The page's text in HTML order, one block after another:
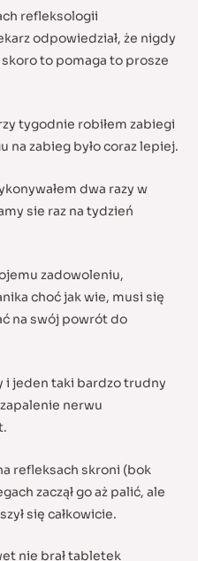
refleksologii
odpowiedział, że nigdy
skoro to pomaga to prosze
tygodnie robiłem zabiegi
na zabieg było coraz lepiej.
dwa razy w
sie raz na tydzień
zadowoleniu,
choć jak wie, musi się
na swój powrót do
i jeden taki bardzo trudny
nerwu
refleksach skroni (bok
zaczął go aż palić, ale
się całkowicie.
nie brał tabletek